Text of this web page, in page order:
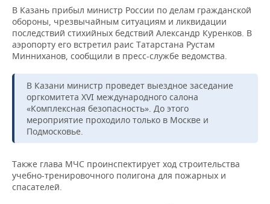
ОТКРЫТАЯ ЛЕКЦИЯ
БАСКЕТБОЛ
ВОЛЕЙБОЛ
КИБЕРСПОРТ
ФИГУРНОЕ КАТАНИЕ
ВОДНЫЕ ВИДЫ СПОРТА
ХОККЕЙ С МЯЧОМ
ИНФРАСТРУКТУРА
ИСТОРИЯ
КУЛЬТУРА
МЕДИЦИНА
ОБРАЗОВАНИЕ
ПРОИСШЕСТВИЯ
СПРАВОЧНИК
СПИСОК ПЕРСОН
СПИСОК КОМПАНИЙ
ПОЛНАЯ ВЕРСИЯ
В Казань прибыл министр России по делам гражданской
обороны, чрезвычайным ситуациям и ликвидации
последствий стихийных бедствий Александр Куренков. В
аэропорту его встретил раис Татарстана Рустам
Минниханов, сообщили в пресс-службе ведомства.
В Казани министр проведет выездное заседание
оргкомитета XVI международного салона
«Комплексная безопасность». До этого
мероприятие проходило только в Москве и
Подмосковье.
Также глава МЧС проинспектирует ход строительства
учебно-тренировочного полигона для пожарных и
спасателей.